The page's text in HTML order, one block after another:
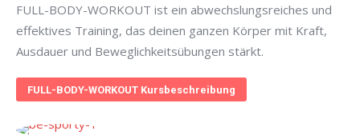
FULL-BODY-WORKOUT ist ein abwechslungsreiches und
effektives Training, das deinen ganzen Körper mit Kraft,
Ausdauer und Beweglichkeitsübungen stärkt.
FULL-BODY-WORKOUT Kursbeschreibung